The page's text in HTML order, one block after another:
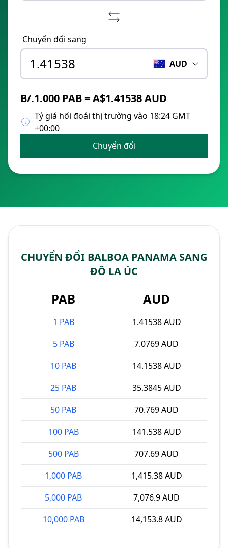
Chuyển đổi sang
AUD
B/.1.000 PAB = A$1.41538 AUD
Tỷ giá hối đoái thị trường vào 18:24 GMT
+00:00
Chuyển đổi
CHUYỂN ĐỔI BALBOA PANAMA SANG
ĐÔ LA ÚC
PAB AUD
1 PAB
1.41538 AUD
5 PAB
7.0769 AUD
10 PAB
14.1538 AUD
25 PAB
35.3845 AUD
50 PAB
70.769 AUD
100 PAB
141.538 AUD
500 PAB
707.69 AUD
1,000 PAB
1,415.38 AUD
5,000 PAB
7,076.9 AUD
10,000 PAB
14,153.8 AUD